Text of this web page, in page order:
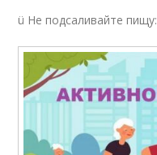
ü Не подсаливайте пищу: